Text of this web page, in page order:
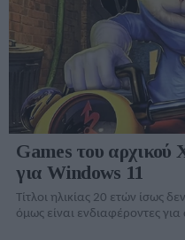
Games του αρχικού
για Windows 11
Τίτλοι ηλικίας 20 ετών ίσως
όμως είναι ενδιαφέροντες